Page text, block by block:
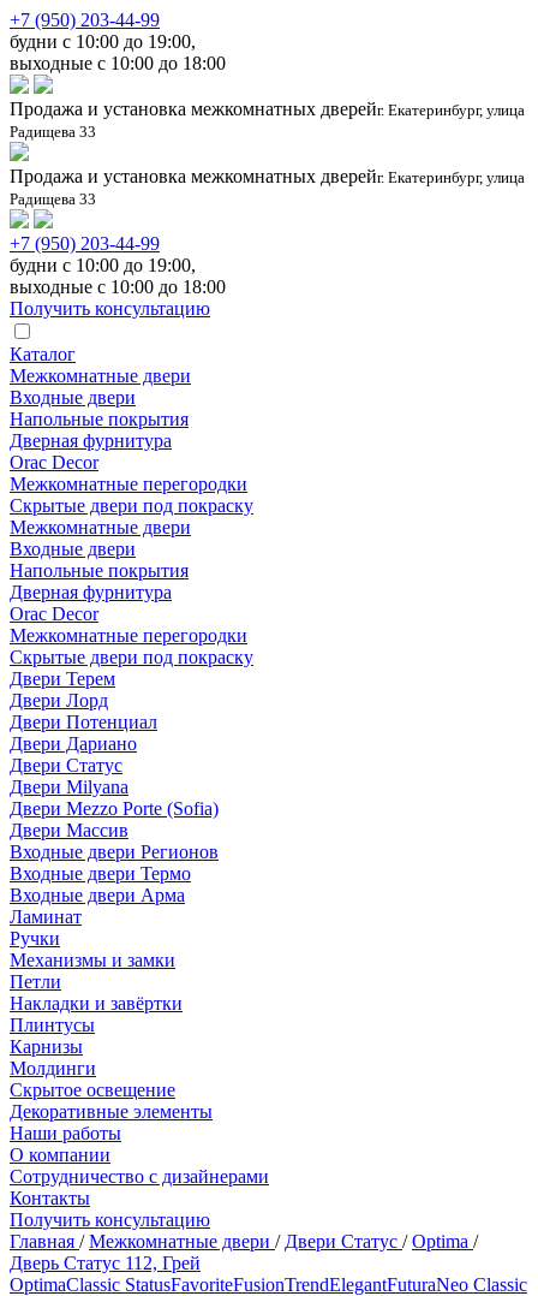
+7 (950) 203-44-99
будни с 10:00 до 19:00,
выходные с 10:00 до 18:00
Продажа и установка межкомнатных дверейг. Екатеринбург, улица
Радищева 33
Продажа и установка межкомнатных дверейг. Екатеринбург, улица
Радищева 33
+7 (950) 203-44-99
будни с 10:00 до 19:00,
выходные с 10:00 до 18:00
Получить консультацию
Каталог
Межкомнатные двери
Входные двери
Напольные покрытия
Дверная фурнитура
Orac Decor
Межкомнатные перегородки
Скрытые двери под покраскy
Межкомнатные двери
Входные двери
Напольные покрытия
Дверная фурнитура
Orac Decor
Межкомнатные перегородки
Скрытые двери под покраскy
Двери Терем
Двери Лорд
Двери Потенциал
Двери Дариано
Двери Статус
Двери Milyana
Двери Mezzo Porte (Sofia)
Двери Массив
Входные двери Регионов
Входные двери Термо
Входные двери Арма
Ламинат
Ручки
Механизмы и замки
Петли
Накладки и завёртки
Плинтусы
Карнизы
Молдинги
Скрытое освещение
Декоративные элементы
Наши работы
О компании
Сотрудничество с дизайнерами
Контакты
Получить консультацию
Главная /Межкомнатные двери / Двери Статус /Optima /
Дверь Статус 112, Грей
OptimaClassic StatusFavoriteFusionTrendElegantFuturaNeo Classic